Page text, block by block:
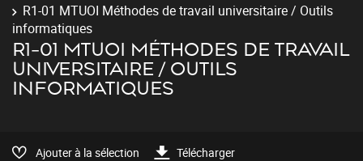
R1-01 MTUOI Méthodes de travail universitaire / Outils
informatiques
R1-01 MTUOI MÉTHODES DE TRAVAIL
UNIVERSITAIRE / OUTILS
INFORMATIQUES
Ajouter à la sélection Télécharger